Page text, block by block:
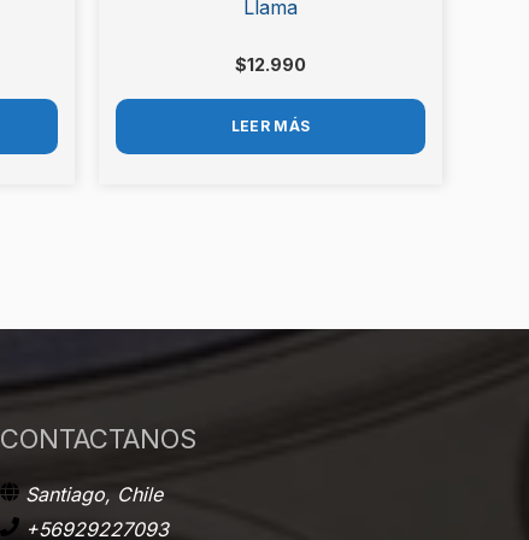
Llama
$12.990
LEER MÁS
CONTACTANOS
Santiago, Chile
+56929227093